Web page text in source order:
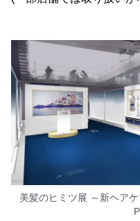
美髪のヒミツ展 ～新ヘア